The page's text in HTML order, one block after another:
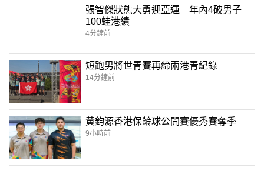
張智傑狀態大勇迎亞運 年內4破男子
100蛙港績
4分鐘前
短跑男將世青賽再締兩港青紀錄
14分鐘前
黃鈞源香港保齡球公開賽優秀賽奪季
9小時前